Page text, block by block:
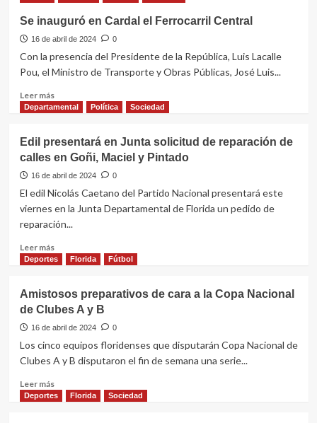
se
realizará
un
paro
de
COFE
Se inauguró en Cardal el Ferrocarril Central
16 de abril de 2024 0
Con la presencia del Presidente de la República, Luis Lacalle
Pou, el Ministro de Transporte y Obras Públicas, José Luis...
Leer másLeer
más
inauguró
en
Cardal
el
Central
Departamental Política Sociedad
Edil presentará en Junta solicitud de reparación de
calles en Goñi, Maciel y Pintado
16 de abril de 2024 0
El edil Nicolás Caetano del Partido Nacional presentará este
viernes en la Junta Departamental de Florida un pedido de
reparación...
Leer másLeer
más
presentará
en
Junta
solicitud
reparación
calles
Deportes Florida Fútbol
Amistosos preparativos de cara a la Copa Nacional
de Clubes A y B
16 de abril de 2024 0
Los cinco equipos floridenses que disputarán Copa Nacional de
Clubes A y B disputaron el fin de semana una serie...
Leer másLeer
más
Deportes Florida Sociedad